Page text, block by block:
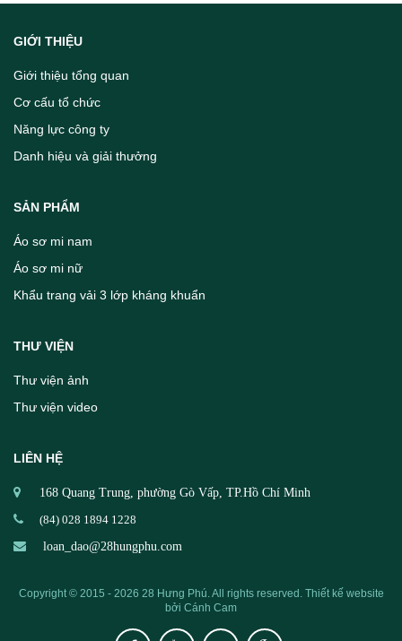
GIỚI THIỆU
Giới thiệu tổng quan
Cơ cấu tổ chức
Năng lực công ty
Danh hiệu và giải thưởng
SẢN PHẨM
Áo sơ mi nam
Áo sơ mi nữ
Khẩu trang vải 3 lớp kháng khuẩn
THƯ VIỆN
Thư viện ảnh
Thư viện video
LIÊN HỆ
168 Quang Trung, phường Gò Vấp, TP.Hồ Chí Minh
(84) 028 1894 1228
loan_dao@28hungphu.com
Copyright © 2015 - 2026 28 Hưng Phú. All rights reserved. Thiết kế website
bởi Cánh Cam